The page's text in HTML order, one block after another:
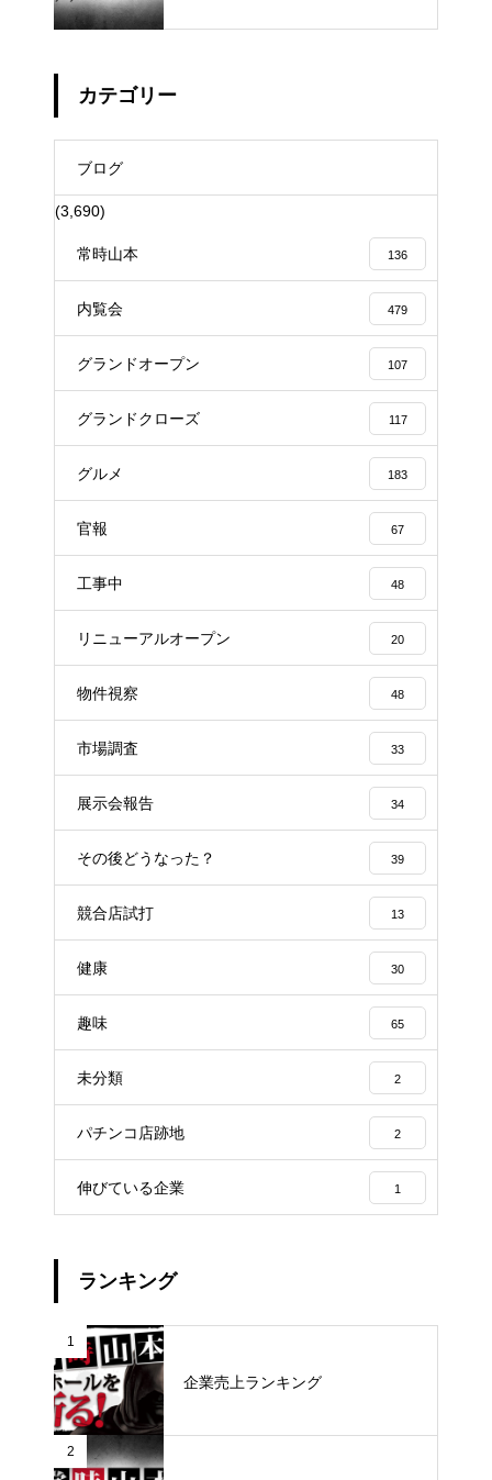
カテゴリー
ブログ
(3,690)
常時山本 136
内覧会 479
グランドオープン 107
グランドクローズ 117
グルメ 183
官報 67
工事中 48
リニューアルオープン 20
物件視察 48
市場調査 33
展示会報告 34
その後どうなった？ 39
競合店試打 13
健康 30
趣味 65
未分類 2
パチンコ店跡地 2
伸びている企業 1
ランキング
1
企業売上ランキング
2